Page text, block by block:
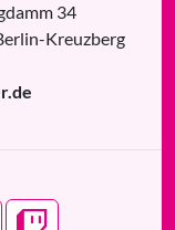
34
-Kreuzberg